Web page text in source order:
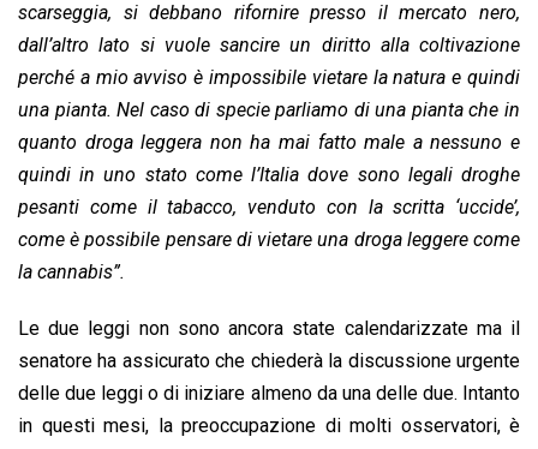
scarseggia, si debbano rifornire presso il mercato nero,
dall’altro lato si vuole sancire un diritto alla coltivazione
perché a mio avviso è impossibile vietare la natura e quindi
una pianta. Nel caso di specie parliamo di una pianta che in
quanto droga leggera non ha mai fatto male a nessuno e
quindi in uno stato come l’Italia dove sono legali droghe
pesanti come il tabacco, venduto con la scritta ‘uccide’,
come è possibile pensare di vietare una droga leggere come
la cannabis”.
Le due leggi non sono ancora state calendarizzate ma il
senatore ha assicurato che chiederà la discussione urgente
delle due leggi o di iniziare almeno da una delle due. Intanto
in questi mesi, la preoccupazione di molti osservatori, è